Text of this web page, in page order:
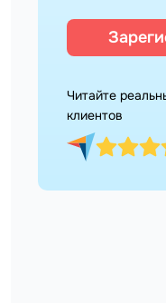
Читайте
клиентов